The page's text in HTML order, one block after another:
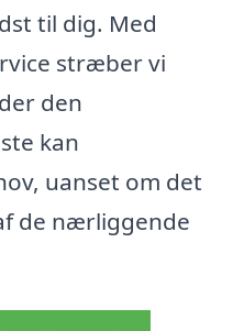
til dig. Med
stræber vi
den
kan
uanset om det
de nærliggende